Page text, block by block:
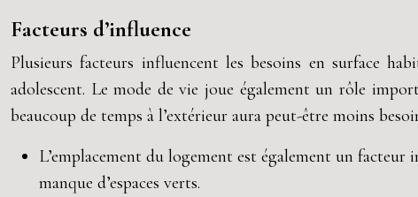
Facteurs d’influence
Plusieurs facteurs influencent les besoins en surface
adolescent. Le mode de vie joue également un rôle
beaucoup de temps à l’extérieur aura peut-être moins
L’emplacement du logement est également un
manque d’espaces verts.